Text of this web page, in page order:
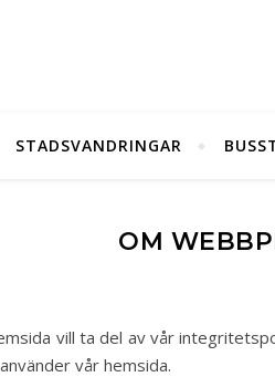
STADSVANDRINGAR
OM
vill ta del av vår
vår hemsida.